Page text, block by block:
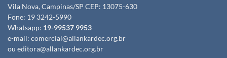
Vila Nova, Campinas/SP CEP: 13075-630
Fone: 19 3242-5990
Whatsapp: 19-99537 9953
e-mail: comercial@allankardec.org.br
ou editora@allankardec.org.br